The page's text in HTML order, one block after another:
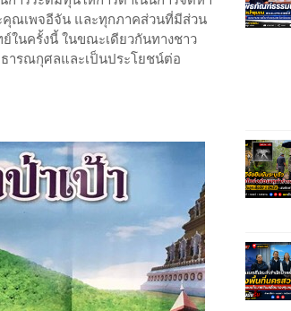
คุณเพจอีจัน และทุกภาคส่วนที่มีส่วน
ในครั้งนี้ ในขณะเดียวกันทางชาว
ธารณกุศลและเป็นประโยชน์ต่อ